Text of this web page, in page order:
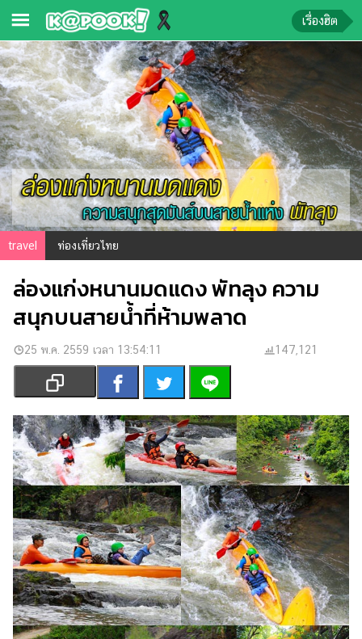
ข่าว-
ความ
รู้
ข่าว
ข่าว
บันเทิง
ตรวจ
หวย
ผล
บอล
สด
การ
เงิน
การ
ศึกษา
บันเทิง
รูปภาพ
ดู
หนัง
Music
Station
ละคร
เรื่องฮิต
travel ท่องเที่ยวไทย
ล่องแก่งหนานมดแดง พัทลุง ความ
สนุกบนสายน้ำที่ห้ามพลาด
25 พ.ค. 2559 เวลา 13:54:11 147,121